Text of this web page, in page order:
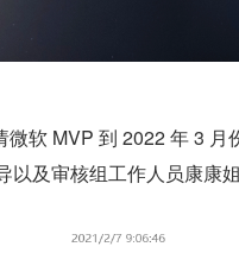
软 MVP 到 2022 年 3
及审核组工作人员康康